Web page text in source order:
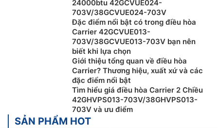
24000btu 42GCVUE024-
703V/38GCVUE024-703V
Đặc điểm nổi bật có trong điều hòa
Carrier 42GCVUE013-
703V/38GCVUE013-703V bạn nên
biết khi lựa chọn
Giới thiệu tổng quan về điều hòa
Carrier? Thương hiệu, xuất xứ và các
đặc điểm nổi bật
Tìm hiểu giá điều hòa Carrier 2 Chiều
42GHVPS013-703V/38GHVPS013-
703V và ưu điểm
SẢN PHẨM HOT